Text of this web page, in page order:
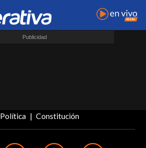
Política Constitución